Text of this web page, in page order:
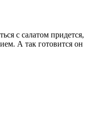
с салатом придется,
А так готовится он